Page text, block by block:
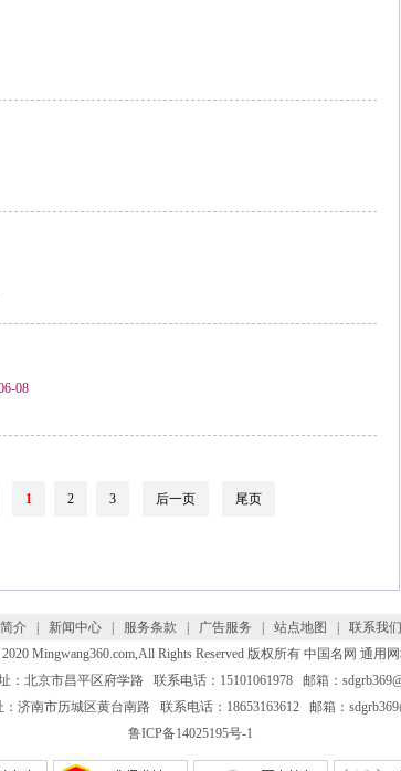
08
1 2 3 后一页 尾页
介| 新闻中心| 服务条款 广告服务 站点地图 联系我们
Mingwang360.com,All Rights Reserved 版权所有 中国名网 通用
：北京市昌平区府学路 联系电话：15101061978 邮箱：
：济南市历城区黄台南路 联系电话：18653163612 邮箱：
鲁ICP备14025195号-1